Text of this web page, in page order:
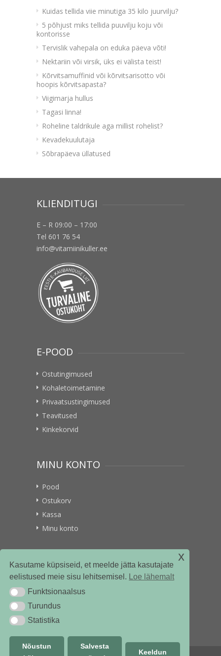
Kasutame küpsiseid, et meelde jätta kasutajate
eelistused meie sisu lehitsemisel. Loe lähemalt
Funktsionaalsus
Funktsionaalsus
TurundusTurundus
StatistikaStatistika
Nõustun
Salvesta
Keeldun
x
Kuidas tellida viie minutiga 35 kilo juurvilju?
5 põhjust miks tellida puuvilju koju või
kontorisse
Tervislik vahepala on eduka päeva võti!
Nektariin või virsik, üks ei välista teist!
Kõrvitsamuffinid või kõrvitsarisotto või
hoopis kõrvitsapasta?
Viigimarja hullus
Tagasi linna!
Roheline taldrikule aga millist rohelist?
Kevadekuulutaja
Sõbrapäeva üllatused
KLIENDITUGI
E – R 09:00 – 17:00
Tel 601 76 54
info@vitamiinikuller.ee
E-POOD
Ostutingimused
Kohaletoimetamine
Privaatsustingimused
Teavitused
Kinkekorvid
MINU KONTO
Pood
Ostukorv
Kassa
Minu konto
VITAMIINIKULLER.EE